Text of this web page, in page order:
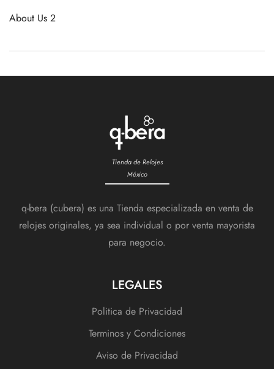
About Us 2
Tienda de Relojes
México
q-bera (cubera) es una Tienda especializada en venta de
relojes originales, ya sea individual o por venta mayorista
para negocio.
LEGALES
Politica de Privacidad
Terminos y Condiciones
Aviso de Privacidad